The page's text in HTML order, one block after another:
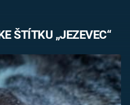
ŠTÍTKU „JEZEVEC“